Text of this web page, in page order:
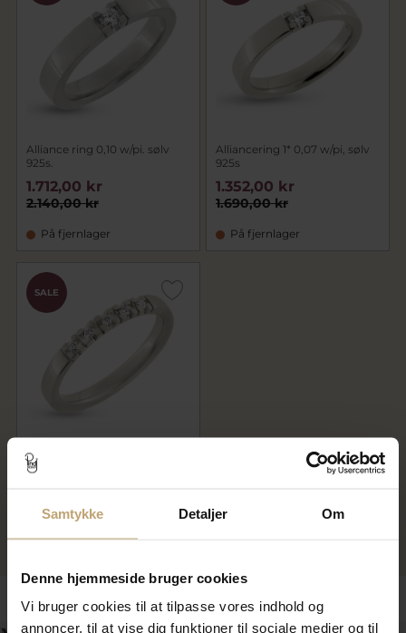
Samtykke Detaljer Om
Denne hjemmeside bruger cookies
Vi bruger cookies til at tilpasse vores indhold og
annoncer, til at vise dig funktioner til sociale medier og til
Alliance ring 0,10 w/pi. sølv
925s.
2.140,00 kr
1.712,00 kr
På fjernlager
Alliancering 1* 0,07 w/pi, sølv
925s
1.690,00 kr
1.352,00 kr
På fjernlager
SALE
Alliancering 5 brillanter 0,02
w/vs. 925s
6.075,00 kr
På fjernlager